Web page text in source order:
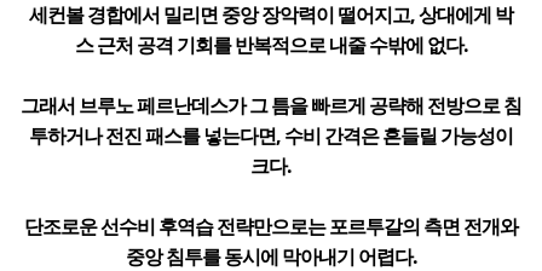
세컨볼 경합에서 밀리면 중앙 장악력이 떨어지고, 상대에게 박
스 근처 공격 기회를 반복적으로 내줄 수밖에 없다.
그래서 브루노 페르난데스가 그 틈을 빠르게 공략해 전방으로 침
투하거나 전진 패스를 넣는다면, 수비 간격은 흔들릴 가능성이
크다.
단조로운 선수비 후역습 전략만으로는 포르투갈의 측면 전개와
중앙 침투를 동시에 막아내기 어렵다.